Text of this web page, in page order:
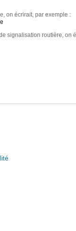
on écrirait, par exemple :
signalisation routière, on